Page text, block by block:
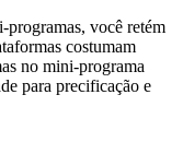
você retém
costumam
no mini-programa
para precificação e